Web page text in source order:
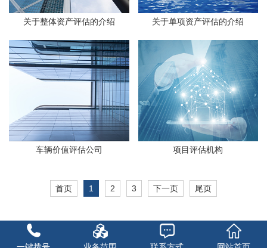
关于整体资产评估的介绍 关于单项资产评估的介绍
车辆价值评估公司 项目评估机构
首页 1 2 3 下一页 尾页